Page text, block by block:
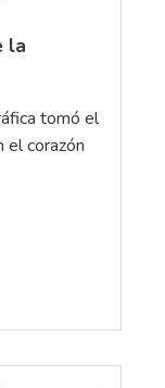
la
tomó el
el corazón